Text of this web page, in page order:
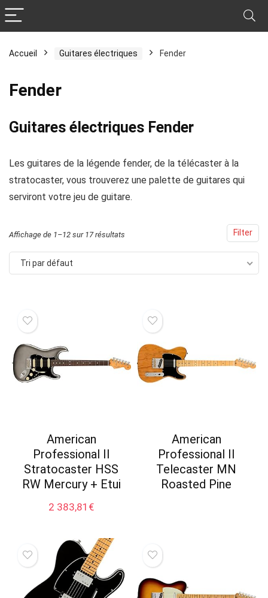
Accueil Guitares électriques Fender
Fender
Guitares électriques Fender
Les guitares de la légende fender, de la télécaster à la
stratocaster, vous trouverez une palette de guitares qui
serviront votre jeu de guitare.
Filter
Affichage de 1–12 sur 17 résultats
Tri par défaut
American
Professional II
Stratocaster HSS
RW Mercury + Etui
2 383,81 €
American
Professional II
Telecaster MN
Roasted Pine